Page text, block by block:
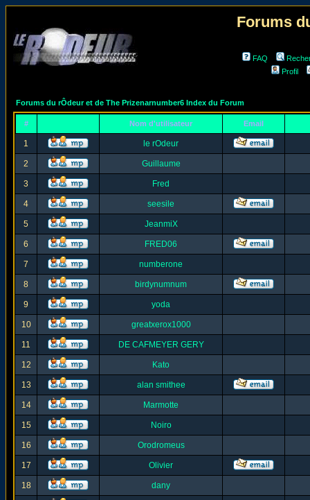
Forums
FAQ
Profil
Forums du rÔdeur et de The Prizenarnumber6 Index du Forum
# Nom d'utilisateur Email
1 le rOdeur
2 Guillaume
3 Fred
4 seesile
5 JeanmiX
6 FRED06
7 numberone
8 birdynumnum
9 yoda
10 greatxerox1000
11 DE CAFMEYER GERY
12 Kato
13 alan smithee
14 Marmotte
15 Noiro
16 Orodromeus
17 Olivier
18 dany